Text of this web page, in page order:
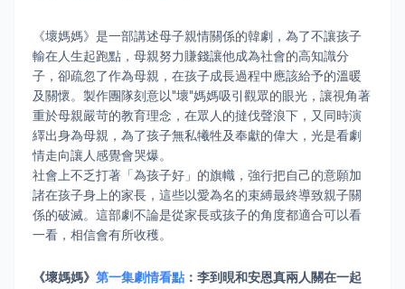
《壞媽媽》是一部講述母子親情關係的韓劇，為了不讓孩子
輸在人生起跑點，母親努力賺錢讓他成為社會的高知識分
子，卻疏忽了作為母親，在孩子成長過程中應該給予的溫暖
及關懷。製作團隊刻意以"壞"媽媽吸引觀眾的眼光，讓視角著
重於母親嚴苛的教育理念，在眾人的撻伐聲浪下，又同時演
繹出身為母親，為了孩子無私犧牲及奉獻的偉大，光是看劇
情走向讓人感覺會哭爆。
社會上不乏打著「為孩子好」的旗幟，強行把自己的意願加
諸在孩子身上的家長，這些以愛為名的束縛最終導致親子關
係的破滅。這部劇不論是從家長或孩子的角度都適合可以看
一看，相信會有所收穫。
《壞媽媽》 第一集劇情看點 ：李到晛和安恩真兩人關在一起